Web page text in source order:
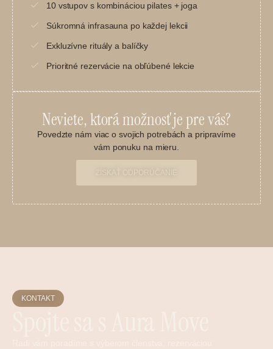
10 vstupov s kombináciou pilates + joga
Súkromná infrasauna po každej lekcii
Exkluzívne rituály a balíčky
Prioritné rezervácie na obľúbené lekcie
Neviete, ktorá možnosť je pre vás?
Povedzte nám viac o svojich potrebách a pripravíme
vám ponuku na mieru.
ZÍSKAŤ ODPORÚČANIE
KONTAKT